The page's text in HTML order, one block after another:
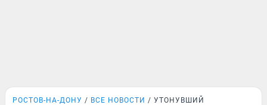
РОСТОВ-НА-ДОНУ ВСЕ НОВОСТИ УТОНУВШИЙ